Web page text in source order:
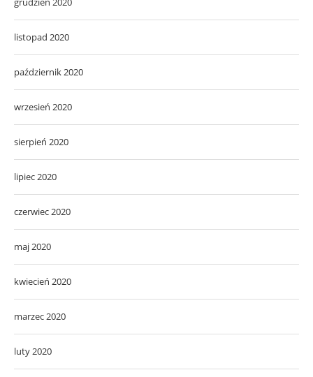
listopad 2020
październik 2020
wrzesień 2020
sierpień 2020
lipiec 2020
czerwiec 2020
maj 2020
kwiecień 2020
marzec 2020
luty 2020